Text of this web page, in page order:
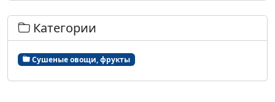
Категории
Сушеные овощи, фрукты